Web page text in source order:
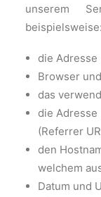
unserem
beispielsweise:
die Adresse
Browser
das
die Adresse
(Referrer
den
welchem
Datum und